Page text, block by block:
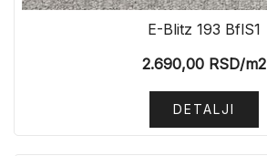
E-Blitz 193 BflS1
2.690,00 RSD/m2
DETALJI